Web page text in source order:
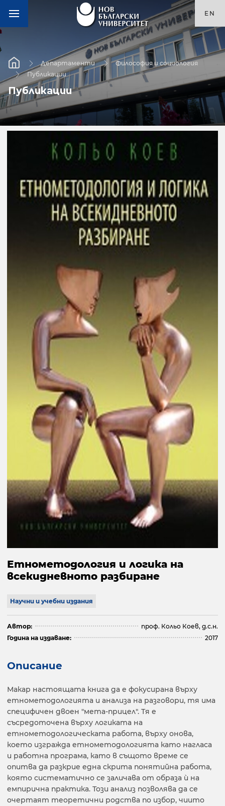
EN
Департаменти
Философия и социология
Публикации
Публикации
Етнометодология и логика на
всекидневното разбиране
Научни и учебни издания
Автор:
проф. Кольо Коев, д.с.н.
Година на издаване:
2017
Описание
Макар настоящата книга да е фокусирана върху
етнометодологията и анализа на разговори, тя има
специфичен двоен "мета-прицел". Тя е
съсредоточена върху логиката на
етнометодологическата работа, върху онова,
което изгражда етнометодологията като нагласа
и работна програма, като в същото време се
опитва да разкрие една скрита понятийна работа,
която систематично се заличава от образа ѝ на
емпирична практика. Този анализ позволява да се
очертаят теоретични родства по избор, чиито